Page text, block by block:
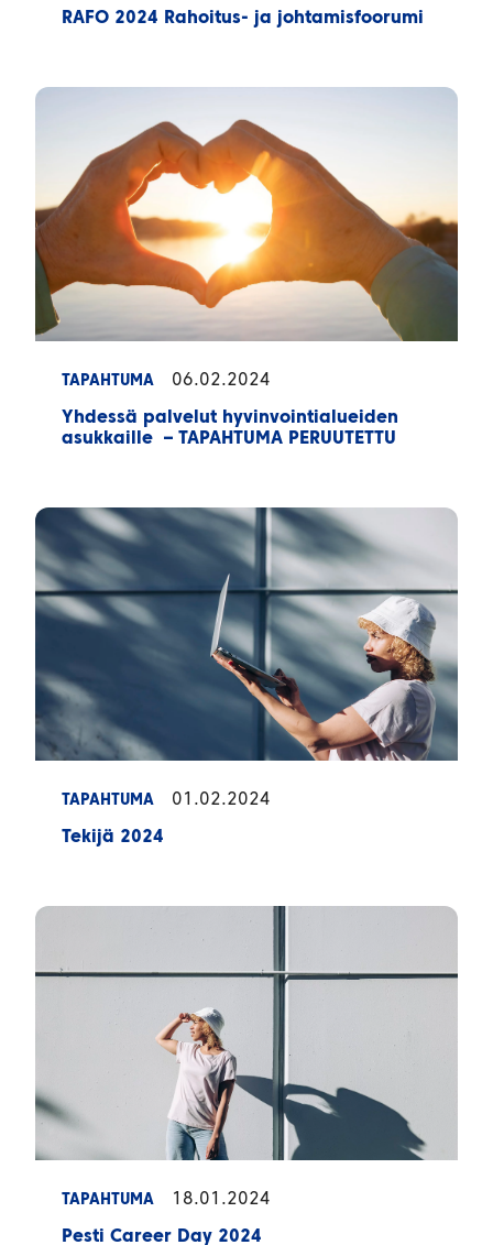
RAFO 2024 Rahoitus- ja johtamisfoorumi
TAPAHTUMA 06.02.2024
Yhdessä palvelut hyvinvointialueiden
asukkaille – TAPAHTUMA PERUUTETTU
TAPAHTUMA 01.02.2024
Tekijä 2024
TAPAHTUMA 18.01.2024
Pesti Career Day 2024